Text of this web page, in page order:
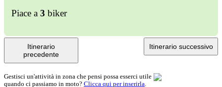
Piace a 3 biker
Itinerario
precedente
Itinerario successivo
Gestisci un'attività in zona che pensi possa esserci utile
quando ci passiamo in moto? Clicca qui per inserirla.